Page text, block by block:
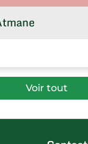
Voir tout